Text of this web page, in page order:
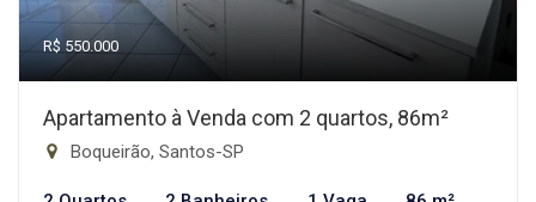
R$ 550.000
Apartamento à Venda com 2 quartos, 86m²
Boqueirão, Santos-SP